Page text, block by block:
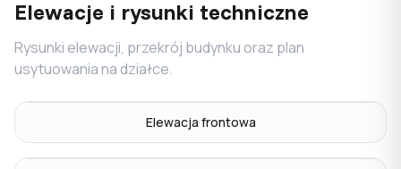
Elewacje i rysunki techniczne
Rysunki elewacji, przekrój budynku oraz plan
usytuowania na działce.
Elewacja frontowa